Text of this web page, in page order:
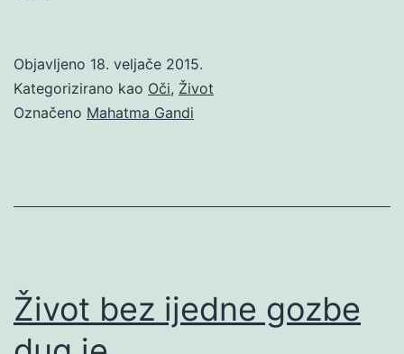
Objavljeno 18. veljače 2015.
Kategorizirano kao Oči, Život
Označeno Mahatma Gandi
Život bez ijedne gozbe